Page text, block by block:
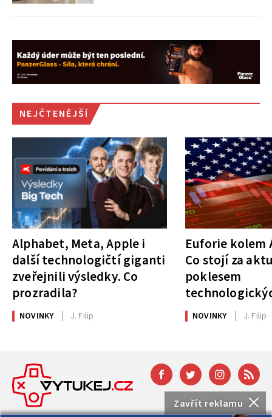
Zavřít reklamu
NEJČTENĚJŠÍ
Alphabet, Meta, Apple i
další technologičtí giganti
zveřejnili výsledky. Co
prozradila?
NOVINKY J. Filip
Euforie kolem
Co stojí za
poklesem
NOVINKY J. Filip